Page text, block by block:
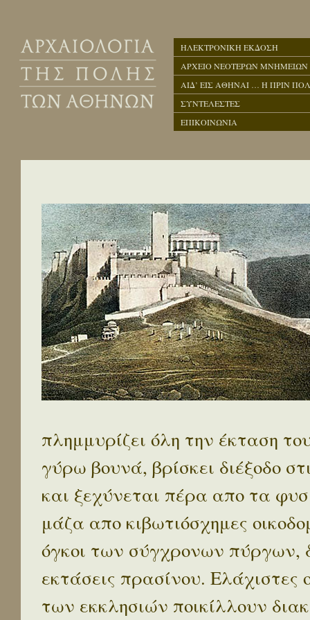
ΗΛΕΚΤΡΟΝΙΚΗ ΕΚΔΟΣΗ
ΑΡΧΕΙΟ ΝΕΟΤΕΡΩΝ ΜΝΗΜΕΙΩΝ
ΑΙΔ’ ΕΙΣ ΑΘΗΝΑΙ … Η ΠΡΙΝ
ΣΥΝΤΕΛΕΣΤΕΣ
ΕΠΙΚΟΙΝΩΝΙΑ
πλημμυρίζει όλη την έκταση
γύρω βουνά, βρίσκει διέξοδο
και ξεχύνεται πέρα απο τα
μάζα απο κιβωτιόσχημες
όγκοι των σύγχρονων πύργων,
εκτάσεις πρασίνου.
των εκκλησιών ποικίλλουν